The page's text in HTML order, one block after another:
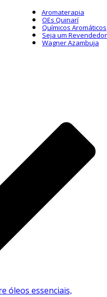
Aromaterapia
OEs Quinarí
Químicos Aromáticos
Seja um Revendedor
Wagner Azambuja